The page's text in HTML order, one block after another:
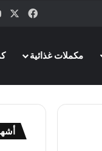
مكملات غذائية